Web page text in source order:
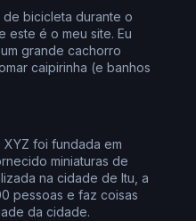
de bicicleta durante o
este é o meu site. Eu
grande cachorro
caipirinha (e banhos
XYZ foi fundada em
miniaturas de
na cidade de Itu, a
pessoas e faz coisas
da cidade.